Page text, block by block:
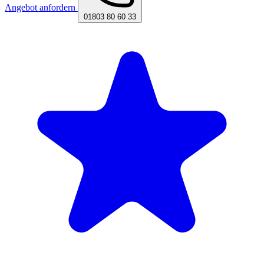
Angebot anfordern
01803 80 60 33